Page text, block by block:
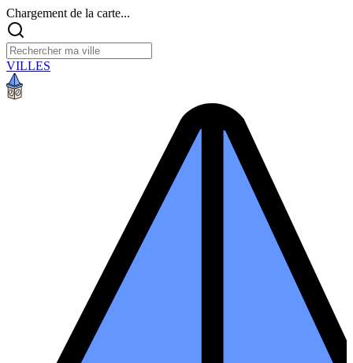
Chargement de la carte...
VILLES